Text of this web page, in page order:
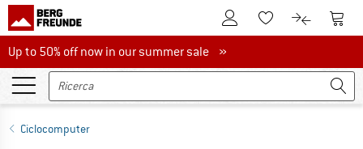
Al conto clienteAlla lista
Al Al
Up to 50% off now in our summer sale
Up to 50% off now in our summer sale »
Ciclocomputer